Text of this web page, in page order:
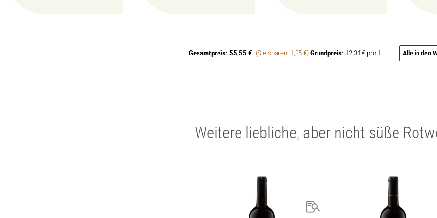
Gesamtpreis:55,55 € (Sie sparen: 1,35 €)Grundpreis: 12,34 € pro 1 l Alle in den
Weitere liebliche, aber nicht süße